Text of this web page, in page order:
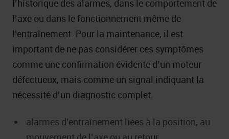
l’historique des alarmes, dans le comportement de
l’axe ou dans le fonctionnement même de
l’entraînement. Pour la maintenance, il est
important de ne pas considérer ces symptômes
comme une confirmation évidente d’un moteur
défectueux, mais comme un signal indiquant la
nécessité d’un diagnostic complet.
alarmes d’entraînement liées à la position, au